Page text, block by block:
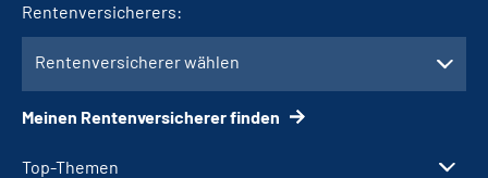
Top-Themen
Rentenversicherers:
Rentenversicherer wählen
Meinen Rentenversicherer finden